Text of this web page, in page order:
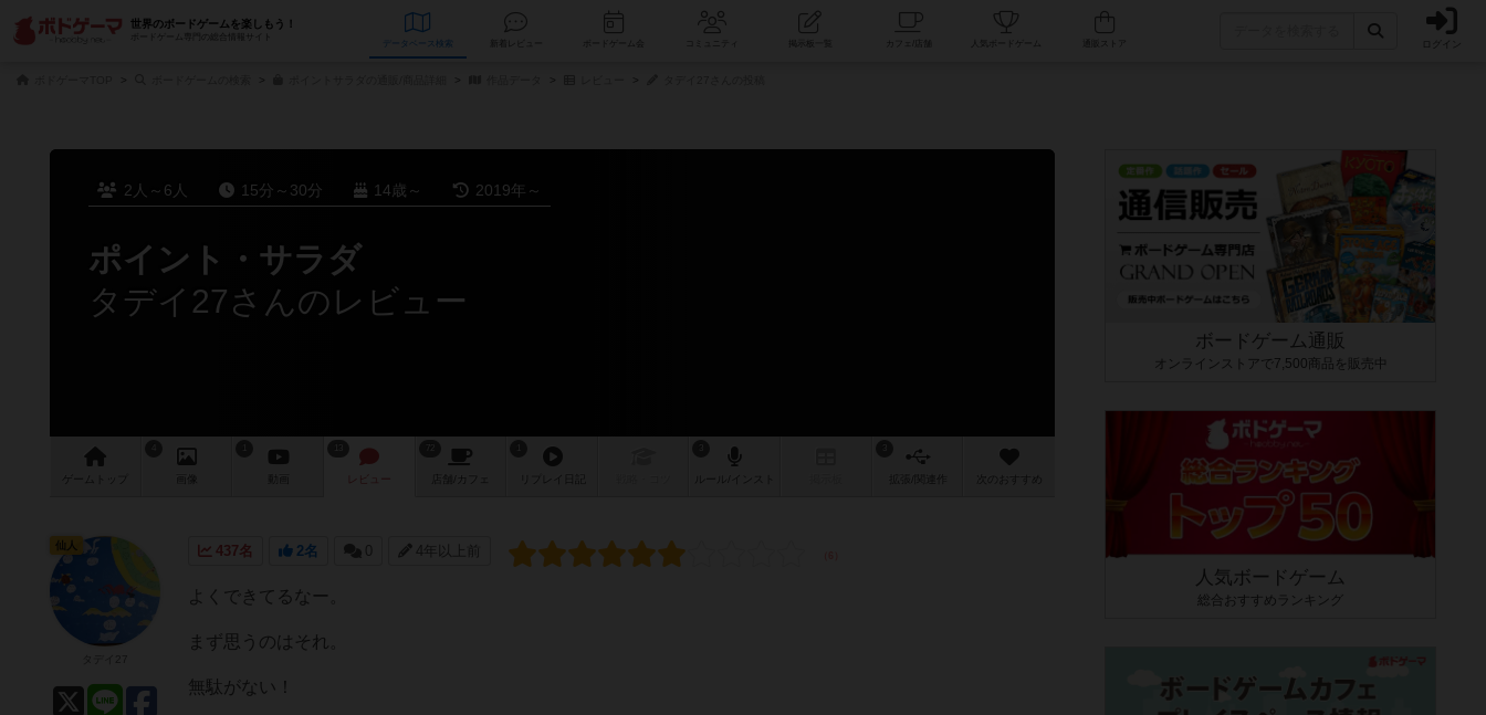
世界のボードゲームを楽しもう！
ボードゲーム専門の総合情報サイト
データベース コミュニティ 人気ボードゲーム ログイン
2人～6人 15分～30分 14歳～ 2019年～
ポイント・サラダ
タデイ27さんのレビュー
ゲーム 画像 レビュー
72
店舗/ カフェ 作 次のおすすめ
437名 2名 0 4年以上前
よくできてるなー。
まず思うのはそれ。
無駄がない！
仙人
ボードゲーム通販
オンラインストアで7,500商品を販売中
人気ボードゲーム
総合おすすめランキング